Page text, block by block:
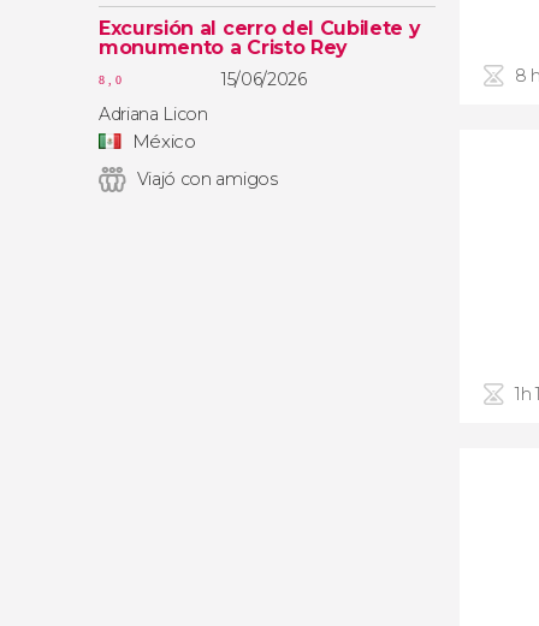
Excursión al cerro del Cubilete y
monumento a Cristo Rey
8,0
15/06/2026
Adriana Licon
México
Viajó con amigos
8
1h